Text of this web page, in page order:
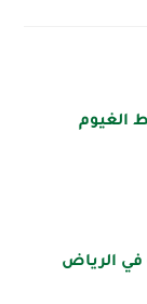
الغيوم
الرياض